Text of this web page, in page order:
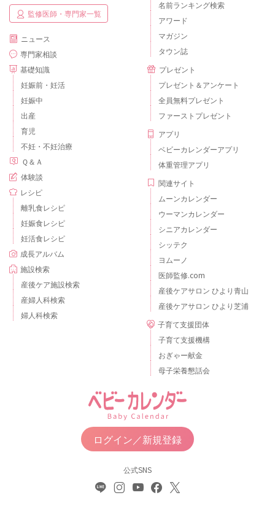
監修医師・専門家一覧
ニュース
専門家相談
基礎知識
妊娠前・妊活
妊娠中
出産
育児
不妊・不妊治療
Ｑ＆Ａ
体験談
レシピ
離乳食レシピ
妊娠食レシピ
妊活食レシピ
成長アルバム
施設検索
産後ケア施設検索
産婦人科検索
婦人科検索
名前ランキング検索
アワード
マガジン
タウン誌
プレゼント
プレゼント＆アンケート
全員無料プレゼント
ファーストプレゼント
アプリ
ベビーカレンダーアプリ
体重管理アプリ
関連サイト
ムーンカレンダー
ウーマンカレンダー
シニアカレンダー
シッテク
ヨムーノ
医師監修.com
産後ケアサロン ひより青山
産後ケアサロン ひより芝浦
子育て支援団体
子育て支援機構
おぎゃー献金
母子栄養懇話会
ログイン／新規登録
公式SNS